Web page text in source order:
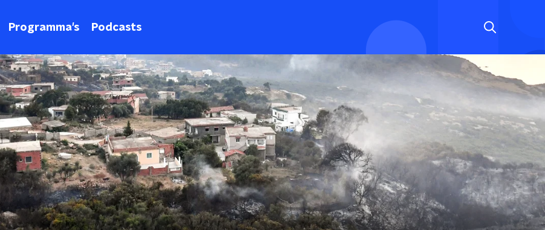
Programma's Podcasts